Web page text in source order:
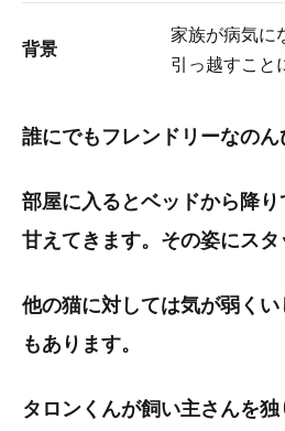
背景
家族が病気に
引っ越すこと
誰にでもフレンドリーなのん
部屋に入るとベッドから降
甘えてきます。その姿にスタ
他の猫に対しては気が弱く
もあります。
タロンくんが飼い主さんを